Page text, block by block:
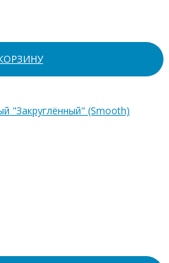
"Закруглённый" (Smooth)